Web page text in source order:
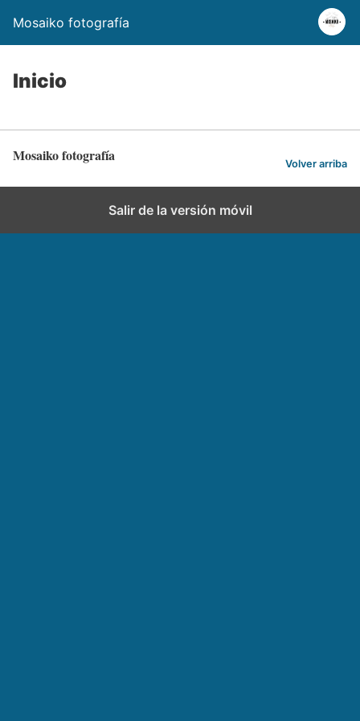
Mosaiko fotografía
Inicio
Mosaiko fotografía Volver arriba
Salir de la versión móvil